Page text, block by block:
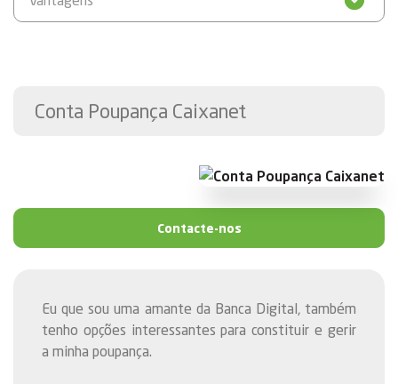
Conta Poupança Caixanet
Contacte-nos
Eu que sou uma amante da Banca Digital, também
tenho opções interessantes para constituir e gerir
a minha poupança.